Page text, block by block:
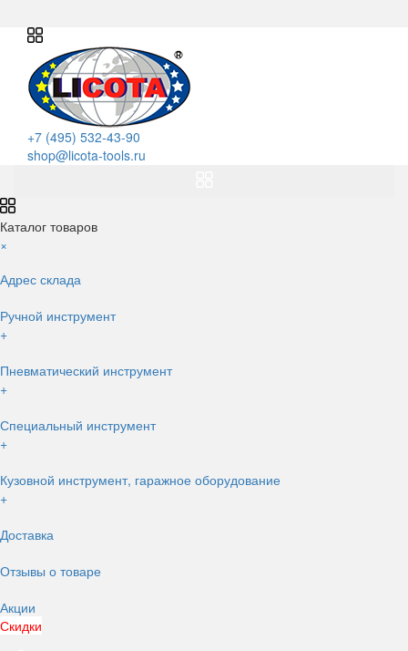
+7 (495) 532-43-90
shop@licota-tools.ru
Каталог товаров
×
Адрес склада
Ручной инструмент
+
Пневматический инструмент
+
Специальный инструмент
+
Кузовной инструмент, гаражное оборудование
+
Доставка
Отзывы о товаре
Акции
Скидки